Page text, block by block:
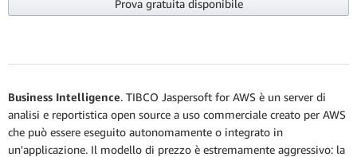
Prova gratuita disponibile
Business Intelligence. TIBCO Jaspersoft for AWS è un server di
analisi e reportistica open source a uso commerciale creato per AWS
che può essere eseguito autonomamente o integrato in
un'applicazione. Il modello di prezzo è estremamente aggressivo: la